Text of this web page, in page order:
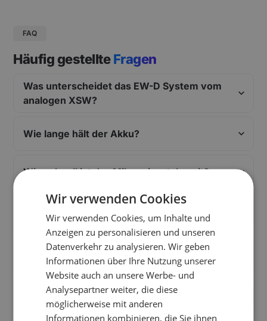
FAQ
Häufig gestellteFragen
Was unterscheidet das EW-D System vom
analogen XSW?
Wie lange hält der Akku?
Wie schnell ist das Mikro einsatzbereit?
Was kostet eine Anmeldung in Deutschland
und Österreich?
Kann ich das Mikro auch outdoor
verwenden?
Welche Reichweite hat das EW-D 835?
Wir verwenden Cookies
Wir verwenden Cookies, um Inhalte und
Anzeigen zu personalisieren und unseren
Datenverkehr zu analysieren. Wir geben
Informationen über Ihre Nutzung unserer
Website auch an unsere Werbe- und
Analysepartner weiter, die diese
möglicherweise mit anderen
Informationen kombinieren, die Sie ihnen